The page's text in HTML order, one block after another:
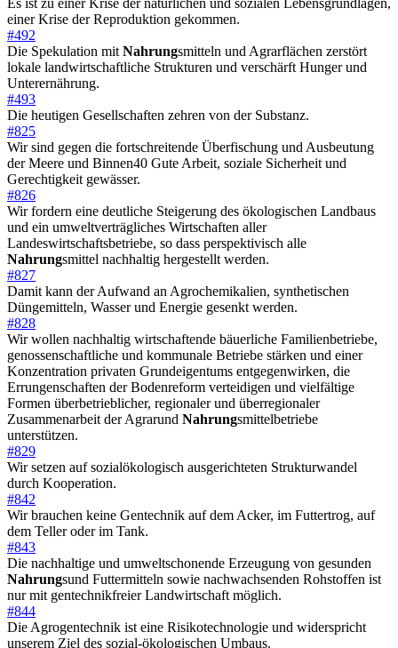
Es ist zu einer Krise der natürlichen und sozialen Lebensgrundlagen,
einer Krise der Reproduktion gekommen.
#492
Die Spekulation mit Nahrungsmitteln und Agrarflächen zerstört
lokale landwirtschaftliche Strukturen und verschärft Hunger und
Unterernährung.
#493
Die heutigen Gesellschaften zehren von der Substanz.
#825
Wir sind gegen die fortschreitende Überfischung und Ausbeutung
der Meere und Binnen40 Gute Arbeit, soziale Sicherheit und
Gerechtigkeit gewässer.
#826
Wir fordern eine deutliche Steigerung des ökologischen Landbaus
und ein umweltverträgliches Wirtschaften aller
Landeswirtschaftsbetriebe, so dass perspektivisch alle
Nahrungsmittel nachhaltig hergestellt werden.
#827
Damit kann der Aufwand an Agrochemikalien, synthetischen
Düngemitteln, Wasser und Energie gesenkt werden.
#828
Wir wollen nachhaltig wirtschaftende bäuerliche Familienbetriebe,
genossenschaftliche und kommunale Betriebe stärken und einer
Konzentration privaten Grundeigentums entgegenwirken, die
Errungenschaften der Bodenreform verteidigen und vielfältige
Formen überbetrieblicher, regionaler und überregionaler
Zusammenarbeit der Agrarund Nahrungsmittelbetriebe
unterstützen.
#829
Wir setzen auf sozialökologisch ausgerichteten Strukturwandel
durch Kooperation.
#842
Wir brauchen keine Gentechnik auf dem Acker, im Futtertrog, auf
dem Teller oder im Tank.
#843
Die nachhaltige und umweltschonende Erzeugung von gesunden
Nahrungsund Futtermitteln sowie nachwachsenden Rohstoffen ist
nur mit gentechnikfreier Landwirtschaft möglich.
#844
Die Agrogentechnik ist eine Risikotechnologie und widerspricht
unserem Ziel des sozial-ökologischen Umbaus.